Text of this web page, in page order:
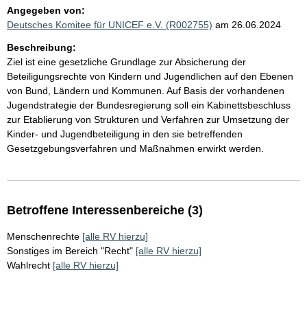
Angegeben von:
Deutsches Komitee für UNICEF e.V. (R002755) am 26.06.2024
Beschreibung:
Ziel ist eine gesetzliche Grundlage zur Absicherung der
Beteiligungsrechte von Kindern und Jugendlichen auf den Ebenen
von Bund, Ländern und Kommunen. Auf Basis der vorhandenen
Jugendstrategie der Bundesregierung soll ein Kabinettsbeschluss
zur Etablierung von Strukturen und Verfahren zur Umsetzung der
Kinder- und Jugendbeteiligung in den sie betreffenden
Gesetzgebungsverfahren und Maßnahmen erwirkt werden.
Betroffene Interessenbereiche (3)
Menschenrechte [alle RV hierzu]
Sonstiges im Bereich "Recht" [alle RV hierzu]
Wahlrecht [alle RV hierzu]